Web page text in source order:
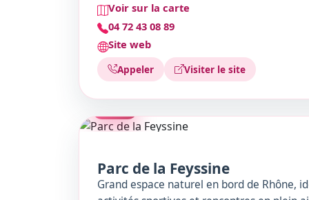
Voir sur la carte
04 72 43 08 89
Site web
Appeler Visiter le site
Parc de la Feyssine
Grand espace naturel en bord de Rhône,